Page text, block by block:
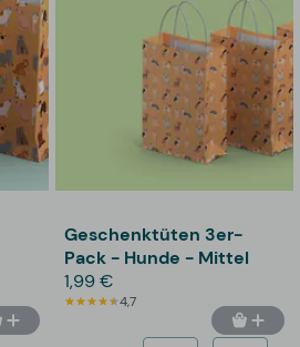
Geschenktüten 3er-
Pack - Hunde - Mittel
1,99 €
4,7